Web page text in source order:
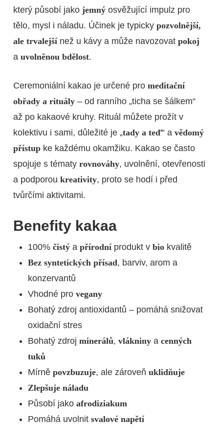
který působí jako jemnýosvěžující impulz pro
tělo, mysl i náladu. Účinek je typicky pozvolnější,
ale trvalejšínež u kávy a může navozovat pokoj
a uvolněnou bdělost.
Ceremoniální kakao je určené pro meditační
obřady a rituály– od ranního „ticha se šálkem“
až po kakaové kruhy. Rituál můžete prožít v
kolektivu i sami, důležité je „tady a teď“ a vědomý
přístupke každému okamžiku. Kakao se často
spojuje s tématy rovnováhy, uvolnění, otevřenosti
a podporou kreativity, proto se hodí i před
tvůrčími aktivitami.
Benefity kakaa
100% čistýa přírodníprodukt v biokvalitě
Bez syntetických přísad, barviv, arom a
konzervantů
Vhodné pro vegany
Bohatý zdroj antioxidantů – pomáhá snižovat
oxidační stres
Bohatý zdroj minerálů, vlákninya cenných
tuků
Mírně povzbuzuje, ale zároveň uklidňuje
Zlepšuje náladu
Působí jako afrodiziakum
Pomáhá uvolnit svalové napětí